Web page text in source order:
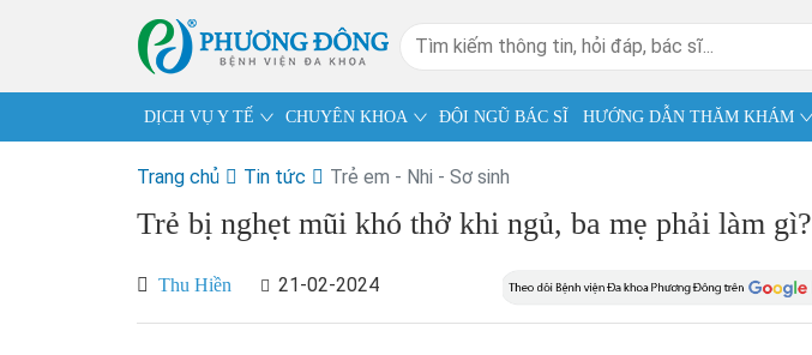
DỊCH VỤ Y TẾ CHUYÊN KHOA ĐỘI NGŨ BÁC SĨ HƯỚNG DẪN THĂM KHÁM
Trang chủ Tin tức Trẻ em - Nhi - Sơ sinh
Trẻ bị nghẹt mũi khó thở khi ngủ, ba mẹ phải làm gì?
Thu Hiền 21-02-2024